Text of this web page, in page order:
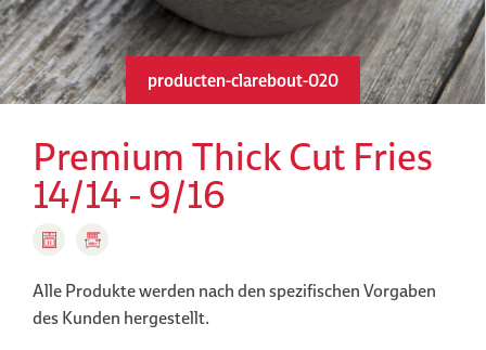
producten-clarebout-020
Premium Thick Cut Fries
14/14 - 9/16
Alle Produkte werden nach den spezifischen Vorgaben
des Kunden hergestellt.